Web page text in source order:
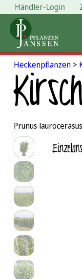
Zum
Inhalt
springen
Händler-Login
Heckenpflanzen >
Prunus